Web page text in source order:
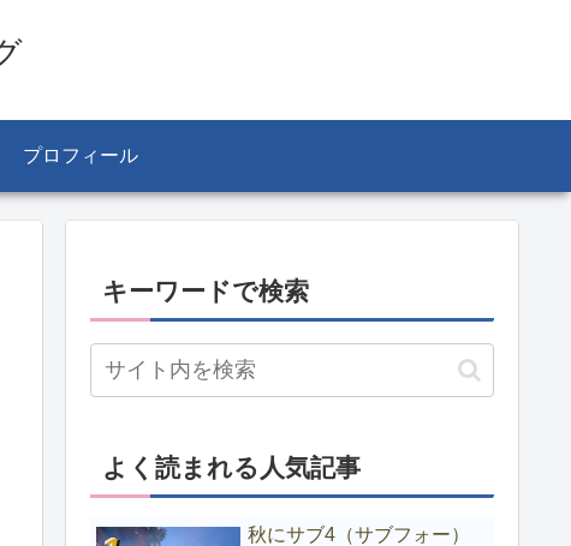
プロフィール
キーワードで検索
よく読まれる人気記事
秋にサブ4（サブフォー）